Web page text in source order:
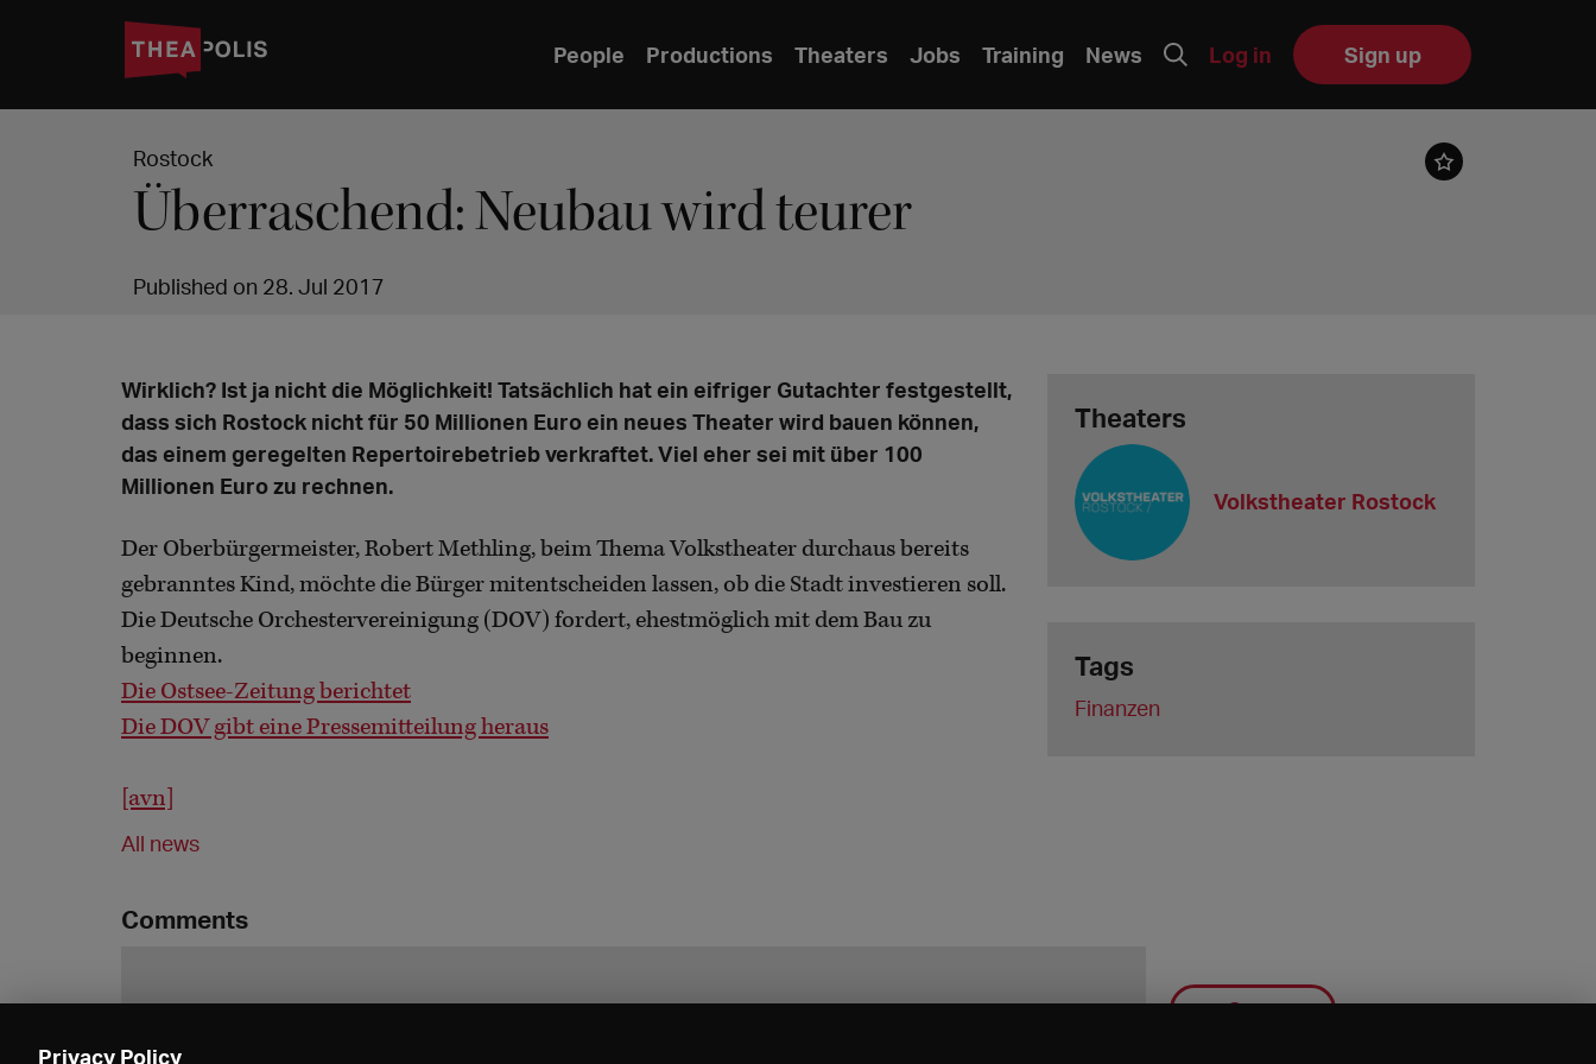
People Productions Theaters Jobs Training News Log in Sign up
Rostock
Überraschend: Neubau wird teurer
Published on 28. Jul 2017
Wirklich? Ist ja nicht die Möglichkeit! Tatsächlich hat ein eifriger Gutachter festgestellt,
dass sich Rostock nicht für 50 Millionen Euro ein neues Theater wird bauen können,
das einem geregelten Repertoirebetrieb verkraftet. Viel eher sei mit über 100
Millionen Euro zu rechnen.
Der Oberbürgermeister, Robert Methling, beim Thema Volkstheater durchaus bereits
gebranntes Kind, möchte die Bürger mitentscheiden lassen, ob die Stadt investieren soll.
Die Deutsche Orchestervereinigung (DOV) fordert, ehestmöglich mit dem Bau zu
beginnen.
Die Ostsee-Zeitung berichtet
Die DOV gibt eine Pressemitteilung heraus
[avn]
All news
Theaters
Volkstheater Rostock
Tags
Finanzen
Comments
Save
Privacy Policy